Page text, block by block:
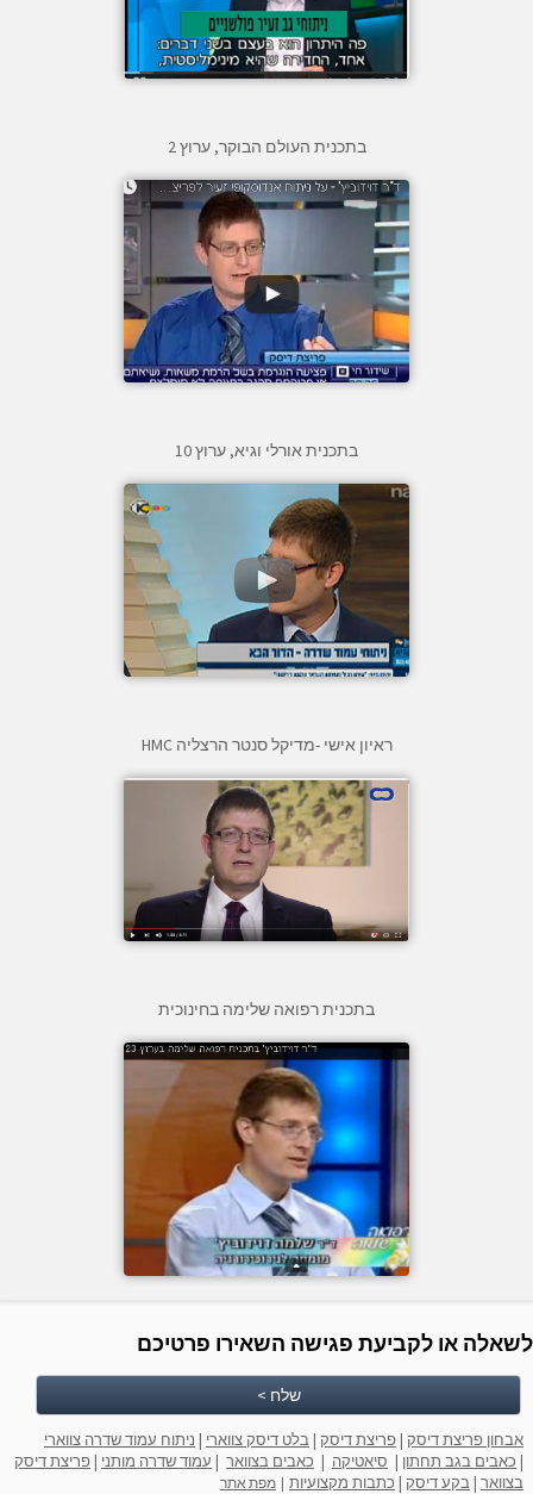
בתכנית העולם הבוקר, ערוץ 2
בתכנית אורלי וגיא, ערוץ 10
ראיון אישי -מדיקל סנטר הרצליה HMC
בתכנית רפואה שלימה בחינוכית
לשאלה או לקביעת פגישה השאירו פרטיכם
שלח >
אבחון פריצת דיסק | פריצת דיסק | בלט דיסק צווארי | ניתוח עמוד שדרה צווארי
| כאבים בגב תחתון | סיאטיקה | כאבים בצוואר | עמוד שדרה מותני | פריצת דיסק
בצוואר | בקע דיסק | כתבות מקצועיות | מפת אתר